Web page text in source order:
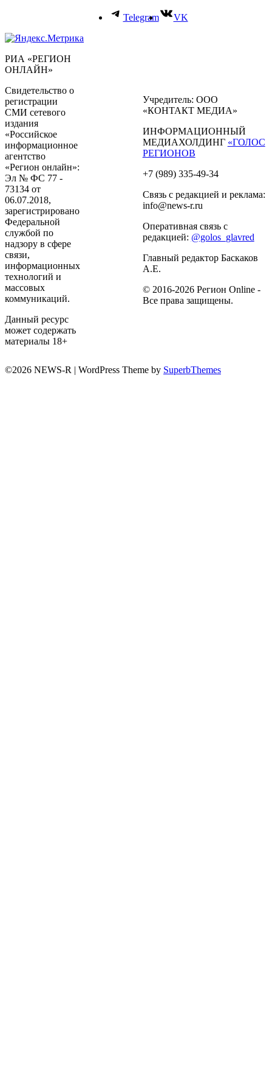
Telegram VK
РИА «РЕГИОН
ОНЛАЙН»
Свидетельство о
регистрации
СМИ сетевого
издания
«Российское
информационное
агентство
«Регион онлайн»:
Эл № ФС 77 -
73134 от
06.07.2018,
зарегистрировано
Федеральной
службой по
надзору в сфере
связи,
информационных
технологий и
массовых
коммуникаций.
Данный ресурс
может содержать
материалы 18+
Учредитель: ООО
«КОНТАКТ МЕДИА»
ИНФОРМАЦИОННЫЙ
МЕДИАХОЛДИНГ «ГОЛОС
РЕГИОНОВ
+7 (989) 335-49-34
Связь с редакцией и реклама:
info@news-r.ru
Оперативная связь с
редакцией: @golos_glavred
Главный редактор Баскаков
А.Е.
© 2016-2026 Регион Online -
Все права защищены.
©2026 NEWS-R | WordPress Theme by SuperbThemes